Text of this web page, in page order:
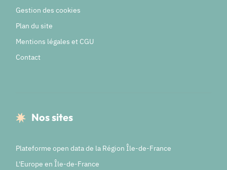
Gestion des cookies
Plan du site
Mentions légales et CGU
Contact
Nos sites
Plateforme open data de la Région Île-de-France
L'Europe en Île-de-France